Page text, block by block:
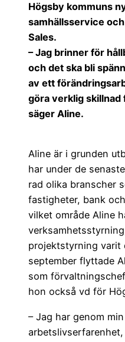
Högsby kommuns
samhällsservice
Sales.
– Jag brinner för
och det ska bli
av ett
göra verklig
säger Aline.
Aline är i grunden
har under de
rad olika branscher
fastigheter, bank
vilket område Aline
projektstyrning varit
september flyttade
som
hon också vd för
– Jag har genom